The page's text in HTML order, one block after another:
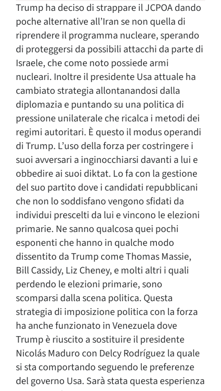
Trump ha deciso di strappare il JCPOA dando
poche alternative all’Iran se non quella di
riprendere il programma nucleare, sperando
di proteggersi da possibili attacchi da parte di
Israele, che come noto possiede armi
nucleari. Inoltre il presidente Usa attuale ha
cambiato strategia allontanandosi dalla
diplomazia e puntando su una politica di
pressione unilaterale che ricalca i metodi dei
regimi autoritari. È questo il modus operandi
di Trump. L’uso della forza per costringere i
suoi avversari a inginocchiarsi davanti a lui e
obbedire ai suoi diktat. Lo fa con la gestione
del suo partito dove i candidati repubblicani
che non lo soddisfano vengono sfidati da
individui prescelti da lui e vincono le elezioni
primarie. Ne sanno qualcosa quei pochi
esponenti che hanno in qualche modo
dissentito da Trump come Thomas Massie,
Bill Cassidy, Liz Cheney, e molti altri i quali
perdendo le elezioni primarie, sono
scomparsi dalla scena politica. Questa
strategia di imposizione politica con la forza
ha anche funzionato in Venezuela dove
Trump è riuscito a sostituire il presidente
Nicolás Maduro con Delcy Rodríguez la quale
si sta comportando seguendo le preferenze
del governo Usa. Sarà stata questa esperienza